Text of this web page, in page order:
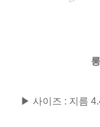
▶ 사이즈 : 지름